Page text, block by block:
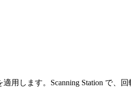
用します。Scanning Station で、